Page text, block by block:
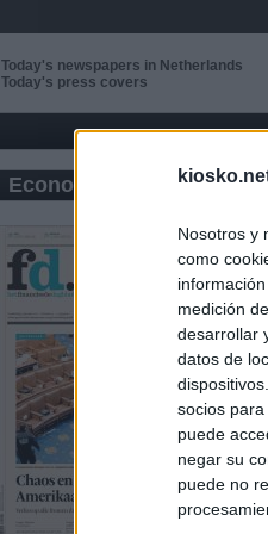
Nosotros y
como
medición
desarrollar
datos de
socios
puede
negar su
puede no
Today's newspapers in Netherlands
Today's press covers
Economic press